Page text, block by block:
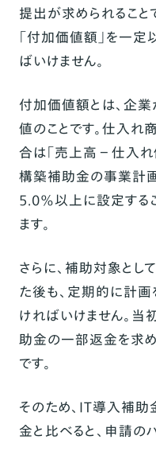
提出が求められること
「付加価値額」を一
ばいけません。
付加価値額とは、企
値のことです。仕入れ
合は「売上高−仕入れ
構築補助金の事業計
5.0％以上に設定する
ます。
さらに、補助対象と
た後も、定期的に計
ければいけません。当
助金の一部返金を求
です。
そのため、IT導入補
金と比べると、申請の